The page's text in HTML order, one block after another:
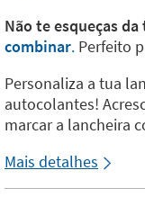
Não te esqueças da
combinar. Perfeito
Personaliza a tua
autocolantes!
marcar a lancheira
Mais detalhes